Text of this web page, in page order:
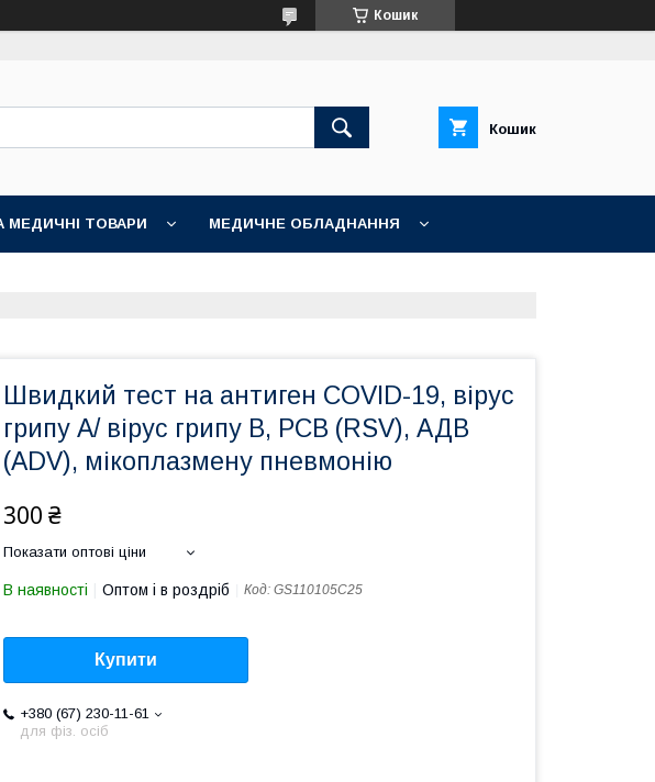
Кошик
Кошик
МЕДИЧНІ ТОВАРИ МЕДИЧНЕ ОБЛАДНАННЯ
Швидкий тест на антиген COVID-19, вірус
грипу А/ вірус грипу В, РСВ (RSV), АДВ
(ADV), мікоплазмену пневмонію
300 ₴
Показати оптові ціни
В наявності Оптом і в роздріб Код: GS110105C25
Купити
+380 (67) 230-11-61
для фіз. осіб